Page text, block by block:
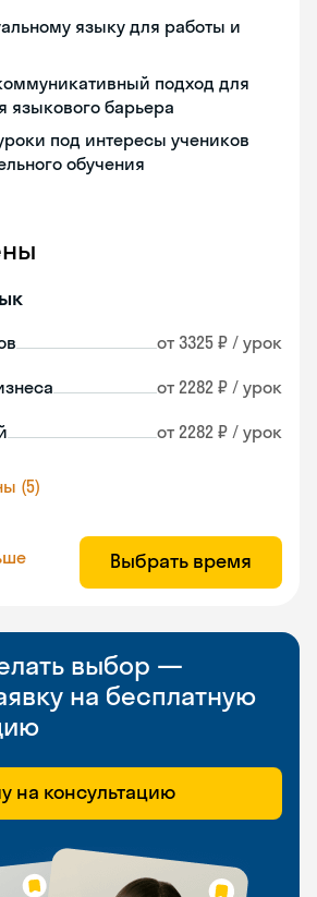
языку для работы и
подход для
языкового барьера
под интересы учеников
обучения
от 3325 ₽ / урок
от 2282 ₽ / урок
от 2282 ₽ / урок
(5)
Выбрать время
выбор —
на бесплатную
на консультацию